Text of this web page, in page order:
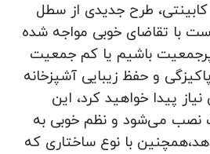
طرح جدیدی از سطل
با تقاضای خوبی مواجه شده
باشیم یا کم جمعیت
و حفظ زیبایی آشپزخانه
پیدا خواهید کرد، این
نصب می‌شود و نظم خوبی به
با نوع ساختاری که